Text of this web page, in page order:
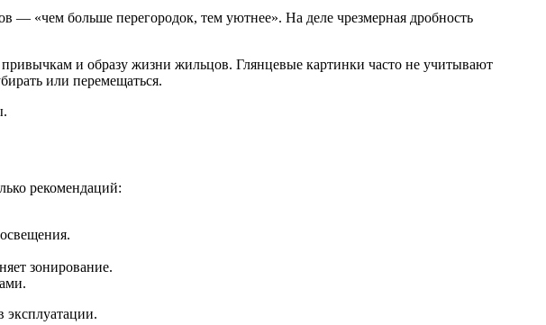
«чем больше перегородок, тем уютнее». На деле чрезмерная дробность
и образу жизни жильцов. Глянцевые картинки часто не учитывают
или перемещаться.
рекомендаций:
зонирование.